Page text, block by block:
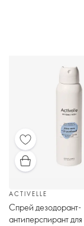
ACTIVELLE
Спрей дезодорант-
антиперспирант